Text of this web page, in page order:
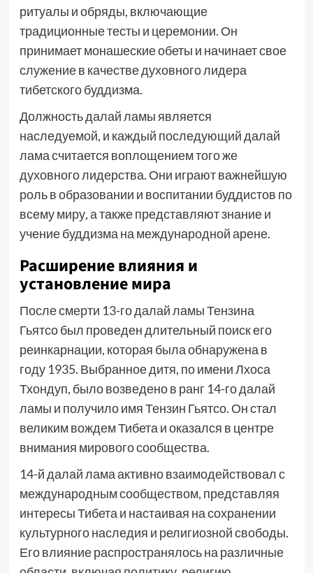
ритуалы и обряды, включающие
традиционные тесты и церемонии. Он
принимает монашеские обеты и начинает свое
служение в качестве духовного лидера
тибетского буддизма.
Должность далай ламы является
наследуемой, и каждый последующий далай
лама считается воплощением того же
духовного лидерства. Они играют важнейшую
роль в образовании и воспитании буддистов по
всему миру, а также представляют знание и
учение буддизма на международной арене.
Расширение влияния и
установление мира
После смерти 13-го далай ламы Тензина
Гьятсо был проведен длительный поиск его
реинкарнации, которая была обнаружена в
году 1935. Выбранное дитя, по имени Лхоса
Тхондуп, было возведено в ранг 14-го далай
ламы и получило имя Тензин Гьятсо. Он стал
великим вождем Тибета и оказался в центре
внимания мирового сообщества.
14-й далай лама активно взаимодействовал с
международным сообществом, представляя
интересы Тибета и настаивая на сохранении
культурного наследия и религиозной свободы.
Его влияние распространялось на различные